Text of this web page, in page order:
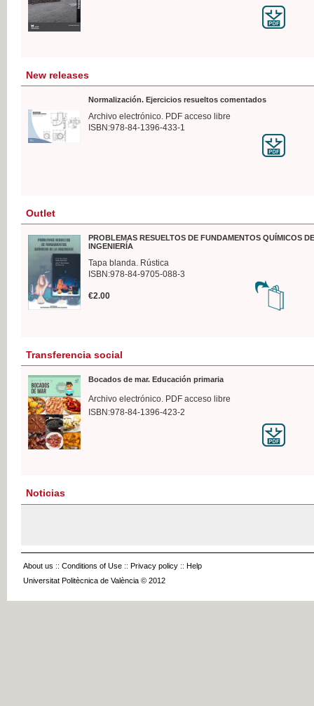
New releases
Normalización. Ejercicios resueltos comentados
Archivo electrónico. PDF acceso libre
ISBN:978-84-1396-433-1
Outlet
PROBLEMAS RESUELTOS DE FUNDAMENTOS QUÍMICOS
INGENIERÍA
Tapa blanda. Rústica
ISBN:978-84-9705-088-3
€2.00
Transferencia social
Bocados de mar. Educación primaria
Archivo electrónico. PDF acceso libre
ISBN:978-84-1396-423-2
Noticias
About us :: Conditions of Use :: Privacy policy :: Help
Universitat Politècnica de València © 2012